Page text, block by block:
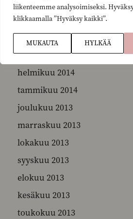
liikenteemme analysoimiseksi.
klikkaamalla ”Hyväksy kaikki”.
MUKAUTA HYLKÄÄ
kesäkuu 2014
toukokuu 2014
huhtikuu 2014
maaliskuu 2014
helmikuu 2014
tammikuu 2014
joulukuu 2013
marraskuu 2013
lokakuu 2013
syyskuu 2013
elokuu 2013
kesäkuu 2013
toukokuu 2013